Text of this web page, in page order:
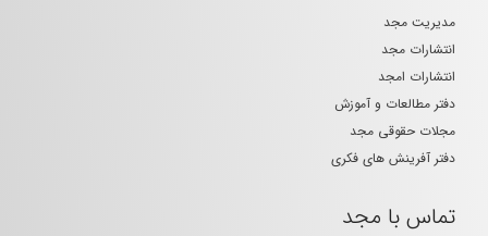
مدیریت مجد
انتشارات مجد
انتشارات امجد
دفتر مطالعات و آموزش
مجلات حقوقی مجد
دفتر آفرینش های فکری
تماس با مجد